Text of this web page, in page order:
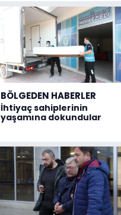
BÖLGEDEN HABERLER
İhtiyaç sahiplerinin
yaşamına dokundular